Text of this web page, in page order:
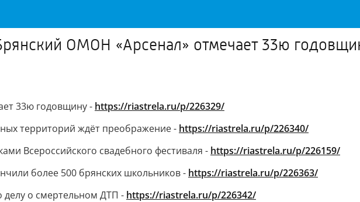
ОМОН «Арсенал» отмечает 33ю
33ю годовщину - https://riastrela.ru/p/226329/
территорий ждёт преображение - https://riastrela.ru/p/226340/
Всероссийского свадебного фестиваля - https://riastrela.ru/p/226159/
более 500 брянских школьников - https://riastrela.ru/p/226363/
делу о смертельном ДТП - https://riastrela.ru/p/226342/